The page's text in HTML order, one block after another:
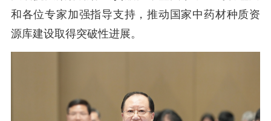
和各位专家加强指导支持，推动 国 家中药材种质资
源库建设取得突破性进展。